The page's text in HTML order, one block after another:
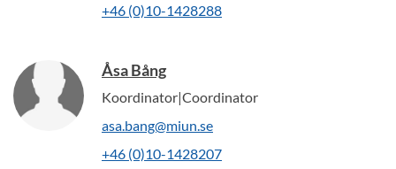
+46 (0)10-1428288
Åsa Bång
Koordinator|Coordinator
asa.bang@miun.se
+46 (0)10-1428207